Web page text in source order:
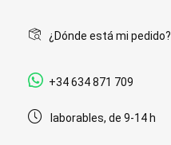
¿Dónde está mi pedido?
+34 634 871 709
laborables, de 9-14 h